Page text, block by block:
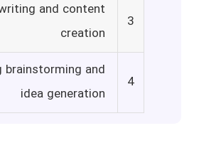
3
and content
creation
4
brainstorming and
idea generation